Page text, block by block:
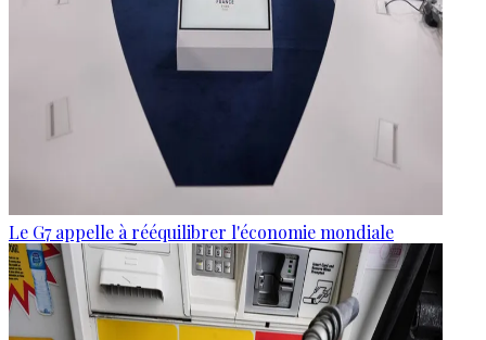
Le G7 appelle à rééquilibrer l'économie mondiale